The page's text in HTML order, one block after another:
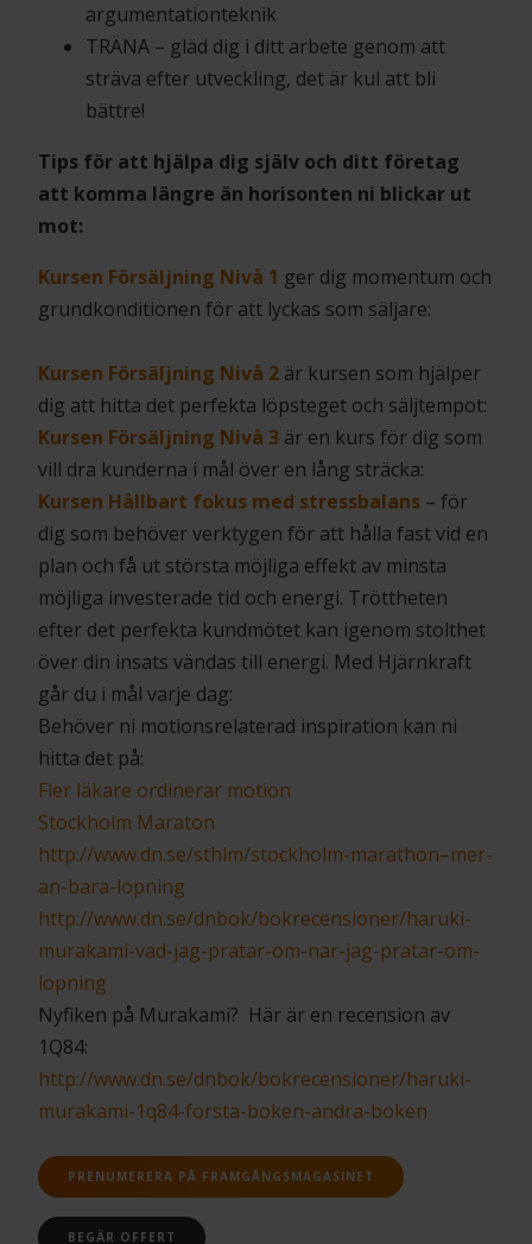
argumentationteknik
TRÄNA – gläd dig i ditt arbete genom att
sträva efter utveckling, det är kul att bli
bättre!
Tips för att hjälpa dig själv och ditt företag
att komma längre än horisonten ni blickar ut
mot:
Kursen Försäljning Nivå 1 ger dig momentum och
grundkonditionen för att lyckas som säljare:
Kursen Försäljning Nivå 2 är kursen som hjälper
dig att hitta det perfekta löpsteget och säljtempot:
Kursen Försäljning Nivå 3 är en kurs för dig som
vill dra kunderna i mål över en lång sträcka:
Kursen Hållbart fokus med stressbalans – för
dig som behöver verktygen för att hålla fast vid en
plan och få ut största möjliga effekt av minsta
möjliga investerade tid och energi. Tröttheten
efter det perfekta kundmötet kan igenom stolthet
över din insats vändas till energi. Med Hjärnkraft
går du i mål varje dag:
Behöver ni motionsrelaterad inspiration kan ni
hitta det på:
Fler läkare ordinerar motion
Stockholm Maraton
http://www.dn.se/sthlm/stockholm-marathon–mer-
an-bara-lopning
http://www.dn.se/dnbok/bokrecensioner/haruki-
murakami-vad-jag-pratar-om-nar-jag-pratar-om-
lopning
Nyfiken på Murakami? Här är en recension av
1Q84:
http://www.dn.se/dnbok/bokrecensioner/haruki-
murakami-1q84-forsta-boken-andra-boken
PRENUMERERA PÅ FRAMGÅNGSMAGASINET
BEGÄR OFFERT